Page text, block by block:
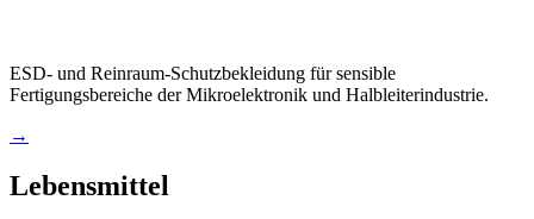
ESD- und Reinraum-Schutzbekleidung für sensible
Fertigungsbereiche der Mikroelektronik und Halbleiterindustrie.
→
Lebensmittel